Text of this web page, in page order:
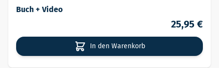
Buch + Video
25,95 €
In den Warenkorb